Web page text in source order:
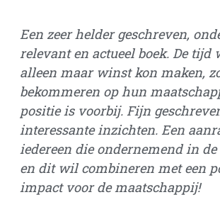
Een zeer helder geschreven,
relevant en actueel boek. De tijd
alleen maar winst kon maken,
bekommeren op hun
positie is voorbij. Fijn
interessante inzichten. Een
iedereen die ondernemend in
en dit wil combineren met een
impact voor de maatschappij!